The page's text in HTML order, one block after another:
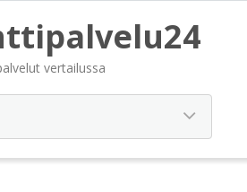
vertailussa